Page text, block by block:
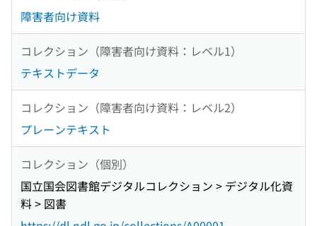
障害者向け資料
コレクション（障害者向け資料：レベル1）
テキストデータ
コレクション（障害者向け資料：レベル2）
プレーンテキスト
コレクション（個別）
国立国会図書館デジタルコレクション > デジタル化資
料 > 図書